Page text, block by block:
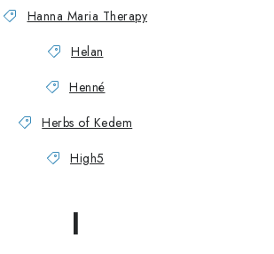
Hanna Maria Therapy
Helan
Henné
Herbs of Kedem
High5
I